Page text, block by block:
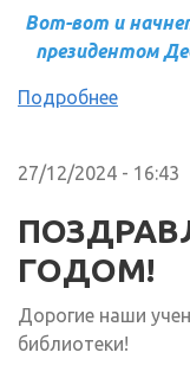
Вот-вот и
президентом
Подробнее
27/12/2024 - 16:43
ГОДОМ!
Дорогие наши
библиотеки!